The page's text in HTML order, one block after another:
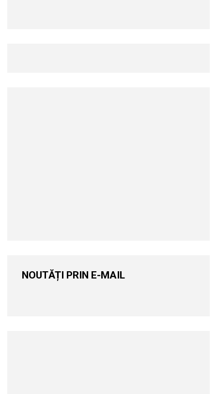
NOUTĂȚI PRIN E-MAIL